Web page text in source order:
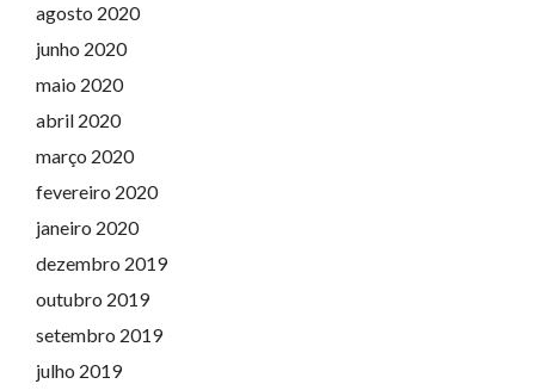
agosto 2020
junho 2020
maio 2020
abril 2020
março 2020
fevereiro 2020
janeiro 2020
dezembro 2019
outubro 2019
setembro 2019
julho 2019